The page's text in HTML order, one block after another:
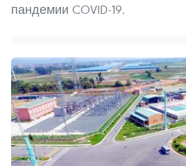
пандемии COVID-19.